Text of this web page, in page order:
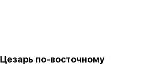
Цезарь по-восточному